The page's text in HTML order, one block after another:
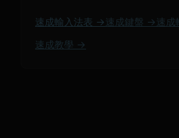
速成輸入法表 → 速成鍵盤 → 速
速成教學 →